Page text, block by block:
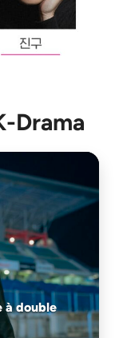
Drama
à double